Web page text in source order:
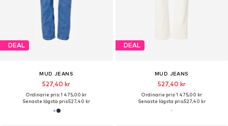
DEAL
MUD JEANS
527,40 kr
Ordinarie pris: 1 475,00 kr
Senaste lägsta pris:527,40 kr
DEAL
MUD JEANS
527,40 kr
Ordinarie pris: 1 475,00 kr
Senaste lägsta pris:527,40 kr